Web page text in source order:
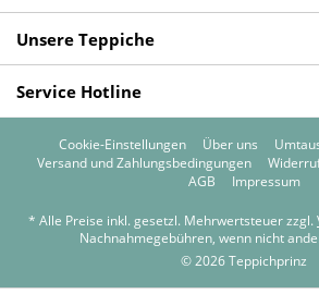
Unsere Teppiche
Service Hotline
Cookie-Einstellungen Über uns
Versand und Zahlungsbedingungen
AGB
Impressum
* Alle Preise inkl. gesetzl. Mehrwertsteuer zzgl.
Nachnahmegebühren, wenn nicht
© 2026 Teppichprinz